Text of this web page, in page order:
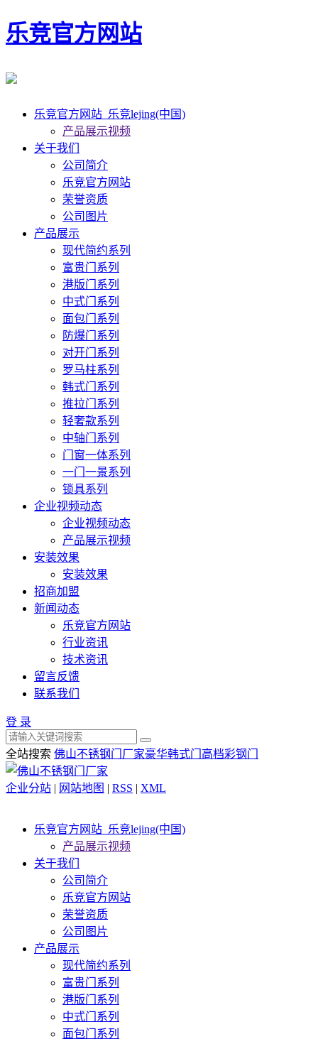
乐竞官方网站
乐竞官方网站_乐竞lejing(中国)
产品展示视频
关于我们
公司简介
乐竞官方网站
荣誉资质
公司图片
产品展示
现代简约系列
富贵门系列
港版门系列
中式门系列
面包门系列
防爆门系列
对开门系列
罗马柱系列
韩式门系列
推拉门系列
轻奢款系列
中轴门系列
门窗一体系列
一门一景系列
锁具系列
企业视频动态
企业视频动态
产品展示视频
安装效果
安装效果
招商加盟
新闻动态
乐竞官方网站
行业资讯
技术资讯
留言反馈
联系我们
登 录
全站搜索 佛山不锈钢门厂家豪华韩式门 高档彩钢门
企业分站 | 网站地图 | RSS | XML
乐竞官方网站_乐竞lejing(中国)
产品展示视频
关于我们
公司简介
乐竞官方网站
荣誉资质
公司图片
产品展示
现代简约系列
富贵门系列
港版门系列
中式门系列
面包门系列